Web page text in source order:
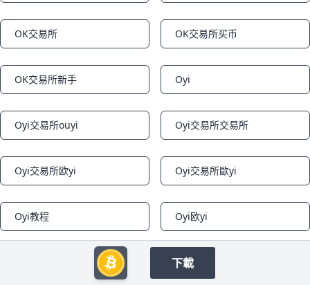
Notifications
OK交易所 Notifications
OK交易所买币
Notifications
OK交易所新手 Notifications
Oyi
Notifications
Oyi交易所ouyi Notifications
Oyi交易所交易所
Notifications
Oyi交易所欧yi Notifications
Oyi交易所歐yi
Notifications
Oyi教程 Notifications
Oyi欧yi
Notifications
P2P买币
下載